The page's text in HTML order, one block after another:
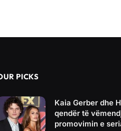
PICKS
Kaia Gerber dhe
qendër të
promovimin e